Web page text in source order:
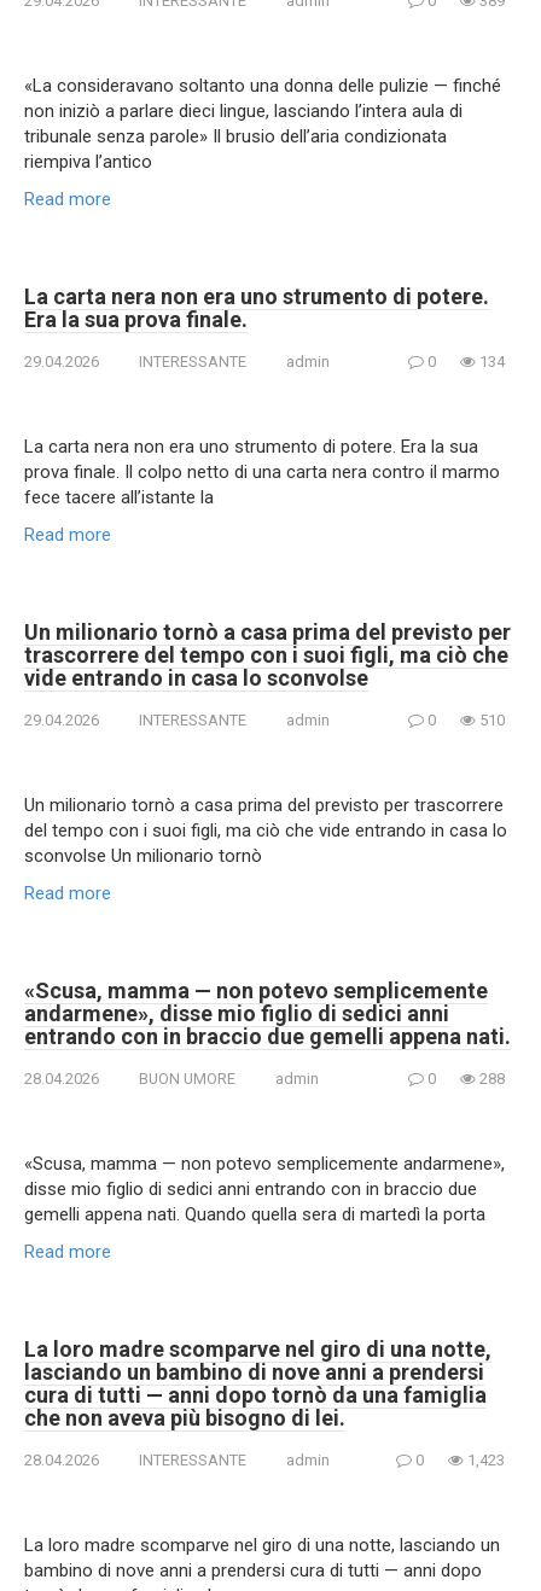
«La consideravano soltanto una donna delle pulizie — finché
non iniziò a parlare dieci lingue, lasciando l’intera aula di
tribunale senza parole» Il brusio dell’aria condizionata
riempiva l’antico
Read more
La carta nera non era uno strumento di potere.
Era la sua prova finale.
29.04.2026 INTERESSANTE admin 0 134
La carta nera non era uno strumento di potere. Era la sua
prova finale. Il colpo netto di una carta nera contro il marmo
fece tacere all’istante la
Read more
Un milionario tornò a casa prima del previsto per
trascorrere del tempo con i suoi figli, ma ciò che
vide entrando in casa lo sconvolse
29.04.2026 INTERESSANTE admin 0 510
Un milionario tornò a casa prima del previsto per trascorrere
del tempo con i suoi figli, ma ciò che vide entrando in casa lo
sconvolse Un milionario tornò
Read more
«Scusa, mamma — non potevo semplicemente
andarmene», disse mio figlio di sedici anni
entrando con in braccio due gemelli appena nati.
28.04.2026 BUON UMORE admin 0 288
«Scusa, mamma — non potevo semplicemente andarmene»,
disse mio figlio di sedici anni entrando con in braccio due
gemelli appena nati. Quando quella sera di martedì la porta
Read more
La loro madre scomparve nel giro di una notte,
lasciando un bambino di nove anni a prendersi
cura di tutti — anni dopo tornò da una famiglia
che non aveva più bisogno di lei.
28.04.2026 INTERESSANTE admin 0 1,423
La loro madre scomparve nel giro di una notte, lasciando un
bambino di nove anni a prendersi cura di tutti — anni dopo